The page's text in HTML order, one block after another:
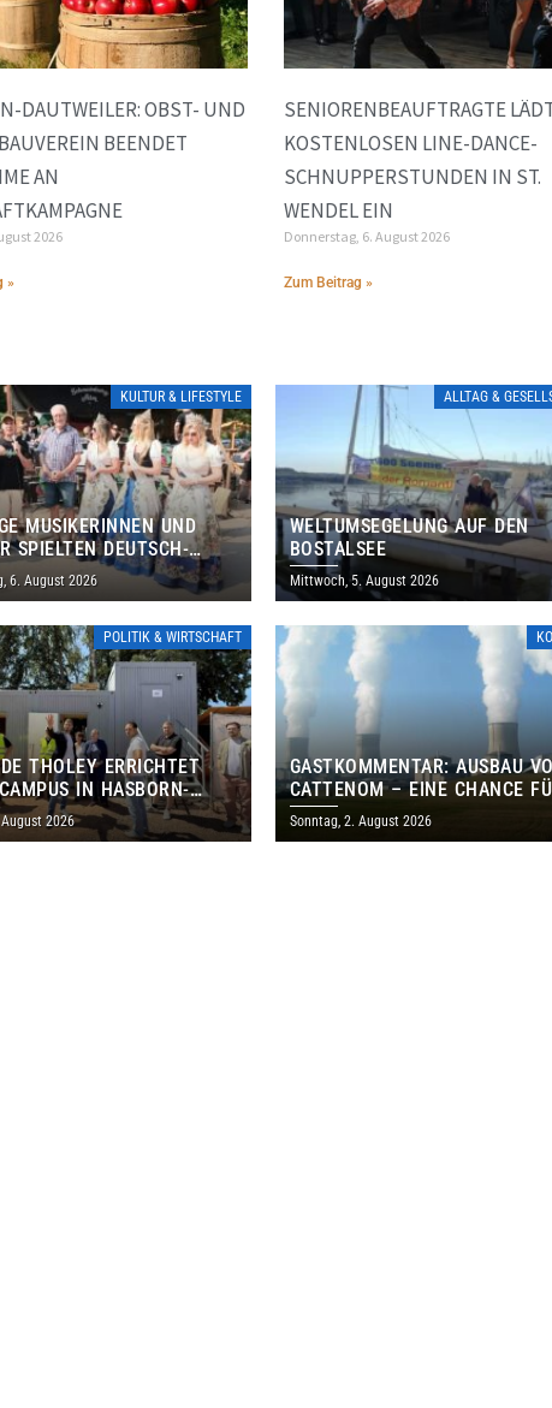
DAUTWEILER: OBST- UND
BEENDET
AN
2026
»
SENIORENBEAUFTRAGTE
KOSTENLOSEN LINE-DANCE-
SCHNUPPERSTUNDEN IN ST.
WENDEL EIN
Donnerstag, 6. August 2026
Zum Beitrag »
KULTUR & LIFESTYLE
MUSIKERINNEN UND
SPIELTEN DEUTSCH-
PROGRAMM IN
6. August 2026
ALLTAG &
WELTUMSEGELUNG AUF DEN
BOSTALSEE
Mittwoch, 5. August 2026
POLITIK & WIRTSCHAFT
THOLEY ERRICHTET
IN HASBORN-
FÜR RUND 8,5 BIS 9
EURO
2026
GASTKOMMENTAR: AUSBAU
CATTENOM – EINE CHANCE
LOTHRINGEN UND DAS
Sonntag, 2. August 2026